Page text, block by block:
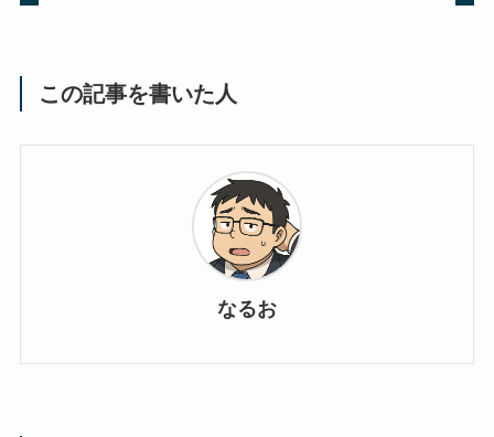
この記事を書いた人
なるお